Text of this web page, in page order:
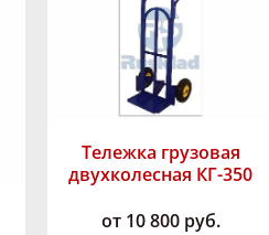
Тележка грузовая
двухколесная КГ-350
от 10 800 руб.